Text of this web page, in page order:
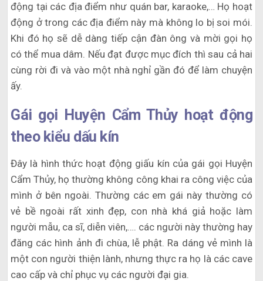
động tại các địa điểm như quán bar, karaoke,… Họ hoạt
động ở trong các địa điểm này mà không lo bị soi mói.
Khi đó họ sẽ dễ dàng tiếp cận đàn ông và mời gọi họ
có thể mua dâm. Nếu đạt được mục đích thì sau cả hai
cùng rời đi và vào một nhà nghỉ gần đó để làm chuyện
ấy.
Gái gọi Huyện Cẩm Thủy hoạt động
theo kiểu dấu kín
Đây là hình thức hoạt động giấu kín của gái gọi Huyện
Cẩm Thủy, họ thường không công khai ra công việc của
mình ở bên ngoài. Thường các em gái này thường có
vẻ bề ngoài rất xinh đẹp, con nhà khá giả hoặc làm
người mẫu, ca sĩ, diễn viên,…. các người này thường hay
đăng các hình ảnh đi chùa, lễ phật. Ra dáng vẻ mình là
một con người thiện lành, nhưng thực ra họ là các cave
cao cấp và chỉ phục vụ các người đại gia.